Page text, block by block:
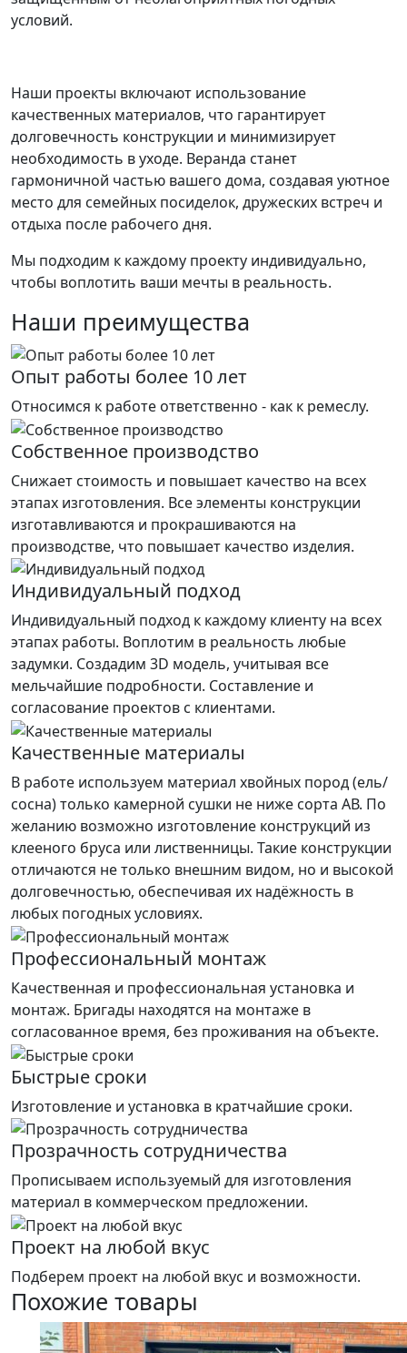
условий.
Наши проекты включают использование
качественных материалов, что гарантирует
долговечность конструкции и минимизирует
необходимость в уходе. Веранда станет
гармоничной частью вашего дома, создавая уютное
место для семейных посиделок, дружеских встреч и
отдыха после рабочего дня.
Мы подходим к каждому проекту индивидуально,
чтобы воплотить ваши мечты в реальность.
Наши преимущества
Опыт работы более 10 лет
Относимся к работе ответственно - как к ремеслу.
Собственное производство
Снижает стоимость и повышает качество на всех
этапах изготовления. Все элементы конструкции
изготавливаются и прокрашиваются на
производстве, что повышает качество изделия.
Индивидуальный подход
Индивидуальный подход к каждому клиенту на всех
этапах работы. Воплотим в реальность любые
задумки. Создадим 3D модель, учитывая все
мельчайшие подробности. Составление и
согласование проектов с клиентами.
Качественные материалы
В работе используем материал хвойных пород (ель/
сосна) только камерной сушки не ниже сорта АВ. По
желанию возможно изготовление конструкций из
клееного бруса или лиственницы. Такие конструкции
отличаются не только внешним видом, но и высокой
долговечностью, обеспечивая их надёжность в
любых погодных условиях.
Профессиональный монтаж
Качественная и профессиональная установка и
монтаж. Бригады находятся на монтаже в
согласованное время, без проживания на объекте.
Быстрые сроки
Изготовление и установка в кратчайшие сроки.
Прозрачность сотрудничества
Прописываем используемый для изготовления
материал в коммерческом предложении.
Проект на любой вкус
Подберем проект на любой вкус и возможности.
Похожие товары